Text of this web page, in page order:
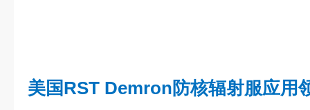
美国RST Demron防核辐射服应用